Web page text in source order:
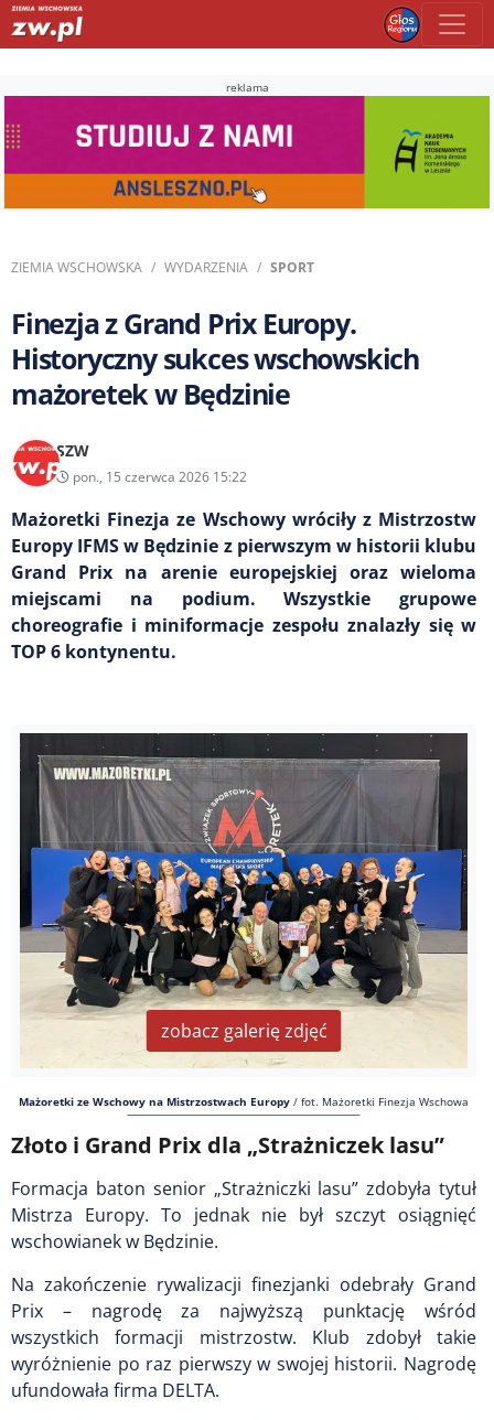
reklama
ZIEMIA WSCHOWSKA WYDARZENIA SPORT
Finezja z Grand Prix Europy.
Historyczny sukces wschowskich
mażoretek w Będzinie
SZW
pon., 15 czerwca 2026 15:22
Mażoretki Finezja ze Wschowy wróciły z Mistrzostw
Europy IFMS w Będzinie z pierwszym w historii klubu
Grand Prix na arenie europejskiej oraz wieloma
miejscami na podium. Wszystkie grupowe
choreografie i miniformacje zespołu znalazły się w
TOP 6 kontynentu.
zobacz galerię zdjęć
Mażoretki ze Wschowy na Mistrzostwach Europy / fot. Mażoretki Finezja Wschowa
Złoto i Grand Prix dla „Strażniczek lasu”
Formacja baton senior „Strażniczki lasu” zdobyła tytuł
Mistrza Europy. To jednak nie był szczyt osiągnięć
wschowianek w Będzinie.
Na zakończenie rywalizacji finezjanki odebrały Grand
Prix – nagrodę za najwyższą punktację wśród
wszystkich formacji mistrzostw. Klub zdobył takie
wyróżnienie po raz pierwszy w swojej historii. Nagrodę
ufundowała firma DELTA.